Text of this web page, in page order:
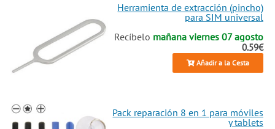
Herramienta de extracción (pincho)
para SIM universal
Recíbelo mañana viernes 07 agosto
0.59€
Añadir a la Cesta
Pack reparación 8 en 1 para móviles
y tablets